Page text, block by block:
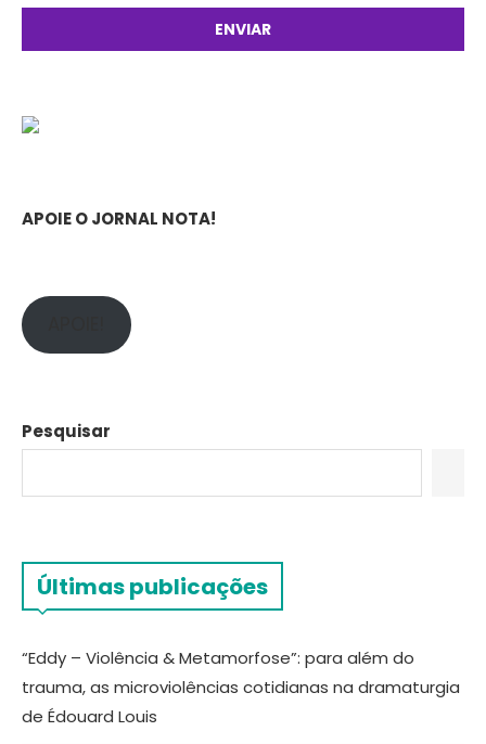
APOIE O JORNAL NOTA!
Pesquisar
Últimas publicações
“Eddy – Violência & Metamorfose”: para além do
trauma, as microviolências cotidianas na dramaturgia
de Édouard Louis